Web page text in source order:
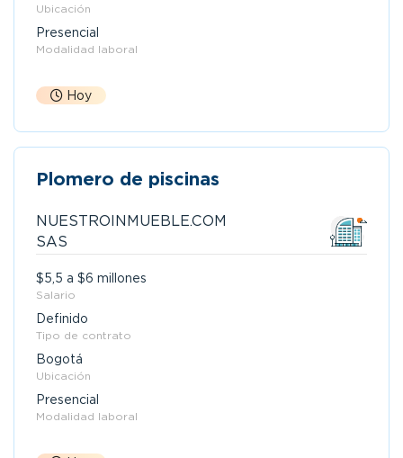
Ubicación
Presencial
Modalidad laboral
Hoy
Plomero de piscinas
NUESTROINMUEBLE.COM
SAS
$5,5 a $6 millones
Salario
Definido
Tipo de contrato
Bogotá
Ubicación
Presencial
Modalidad laboral